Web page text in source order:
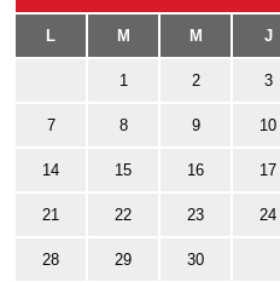
L M M J
1 2 3
7 8 9 10
14 15 16 17
21 22 23 24
28 29 30